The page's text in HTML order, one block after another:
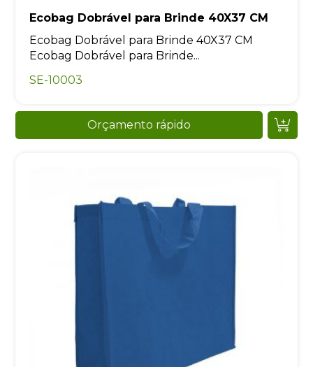
Ecobag Dobrável para Brinde 40X37 CM
Ecobag Dobrável para Brinde 40X37 CM
Ecobag Dobrável para Brinde...
SE-10003
Orçamento rápido